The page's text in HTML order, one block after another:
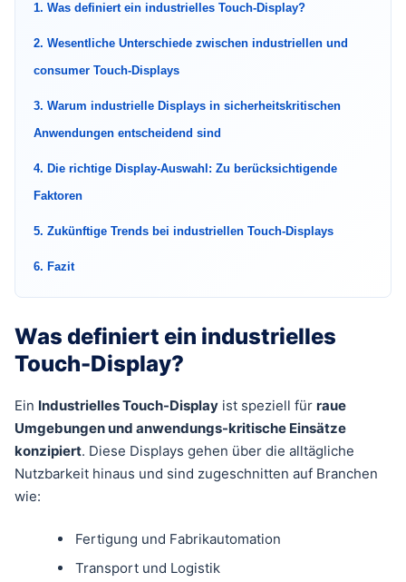
1. Was definiert ein industrielles Touch-Display?
2. Wesentliche Unterschiede zwischen industriellen und
consumer Touch-Displays
3. Warum industrielle Displays in sicherheitskritischen
Anwendungen entscheidend sind
4. Die richtige Display-Auswahl: Zu berücksichtigende
Faktoren
5. Zukünftige Trends bei industriellen Touch-Displays
6. Fazit
Was definiert ein industrielles
Touch-Display?
Ein Industrielles Touch-Display ist speziell für raue
Umgebungen und anwendungs-kritische Einsätze
konzipiert. Diese Displays gehen über die alltägliche
Nutzbarkeit hinaus und sind zugeschnitten auf Branchen
wie:
Fertigung und Fabrikautomation
Transport und Logistik